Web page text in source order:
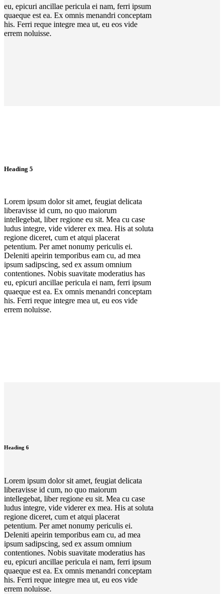
eu, epicuri ancillae pericula ei nam, ferri ipsum
quaeque est ea. Ex omnis menandri conceptam
his. Ferri reque integre mea ut, eu eos vide
errem noluisse.
Heading 5
Lorem ipsum dolor sit amet, feugiat delicata
liberavisse id cum, no quo maiorum
intellegebat, liber regione eu sit. Mea cu case
ludus integre, vide viderer ex mea. His at soluta
regione diceret, cum et atqui placerat
petentium. Per amet nonumy periculis ei.
Deleniti apeirin temporibus eam cu, ad mea
ipsum sadipscing, sed ex assum omnium
contentiones. Nobis suavitate moderatius has
eu, epicuri ancillae pericula ei nam, ferri ipsum
quaeque est ea. Ex omnis menandri conceptam
his. Ferri reque integre mea ut, eu eos vide
errem noluisse.
Heading 6
Lorem ipsum dolor sit amet, feugiat delicata
liberavisse id cum, no quo maiorum
intellegebat, liber regione eu sit. Mea cu case
ludus integre, vide viderer ex mea. His at soluta
regione diceret, cum et atqui placerat
petentium. Per amet nonumy periculis ei.
Deleniti apeirin temporibus eam cu, ad mea
ipsum sadipscing, sed ex assum omnium
contentiones. Nobis suavitate moderatius has
eu, epicuri ancillae pericula ei nam, ferri ipsum
quaeque est ea. Ex omnis menandri conceptam
his. Ferri reque integre mea ut, eu eos vide
errem noluisse.